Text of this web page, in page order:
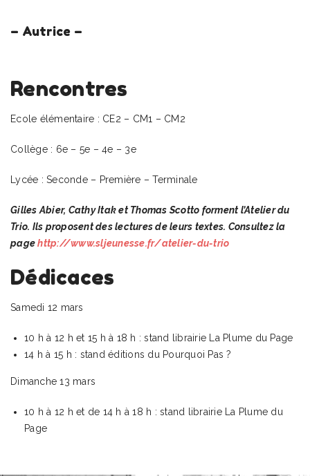
– Autrice –
Rencontres
Ecole élémentaire : CE2 – CM1 – CM2
Collège : 6e – 5e – 4e – 3e
Lycée : Seconde – Première – Terminale
Gilles Abier, Cathy Itak et Thomas Scotto forment l’Atelier du
Trio. Ils proposent des lectures de leurs textes. Consultez la
pagehttp://www.sljeunesse.fr/atelier-du-trio
Dédicaces
Samedi 12 mars
10 h à 12 h et 15 h à 18 h : stand librairie La Plume du Page
14 h à 15 h : stand éditions du Pourquoi Pas ?
Dimanche 13 mars
10 h à 12 h et de 14 h à 18 h : stand librairie La Plume du
Page